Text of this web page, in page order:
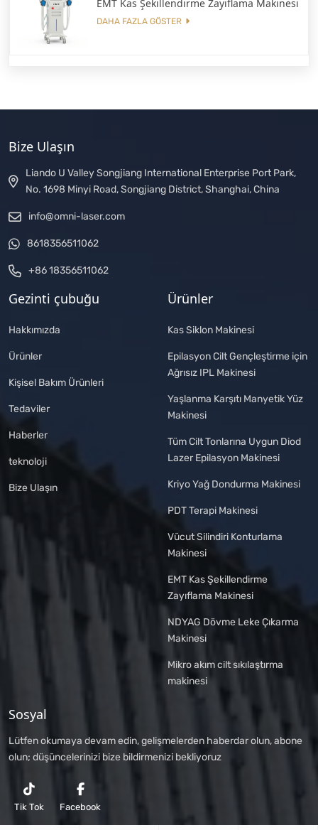
EMT Kas Şekillendirme Zayıflama Makinesi
DAHA FAZLA GÖSTER
Bize Ulaşın
Liando U Valley Songjiang International Enterprise Port Park,
No. 1698 Minyi Road, Songjiang District, Shanghai, China
info@omni-laser.com
8618356511062
+86 18356511062
Gezinti çubuğu
Hakkımızda
Ürünler
Kişisel Bakım Ürünleri
Tedaviler
Haberler
teknoloji
Bize Ulaşın
Ürünler
Kas Siklon Makinesi
Epilasyon Cilt Gençleştirme için
Ağrısız IPL Makinesi
Yaşlanma Karşıtı Manyetik Yüz
Makinesi
Tüm Cilt Tonlarına Uygun Diod
Lazer Epilasyon Makinesi
Kriyo Yağ Dondurma Makinesi
PDT Terapi Makinesi
Vücut Silindiri Konturlama
Makinesi
EMT Kas Şekillendirme
Zayıflama Makinesi
NDYAG Dövme Leke Çıkarma
Makinesi
Mikro akım cilt sıkılaştırma
makinesi
Sosyal
Lütfen okumaya devam edin, gelişmelerden haberdar olun, abone
olun; düşüncelerinizi bize bildirmenizi bekliyoruz
Tik Tok Facebook